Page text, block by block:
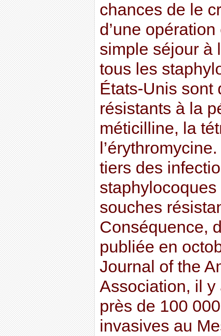
chances de le
d’une
simple séjour à
tous les
États-Unis sont
résistants à la
méticilline, la
tiers des
souches
Conséquence,
publiée en
Journal of the
Association, il
près de 100
invasives au